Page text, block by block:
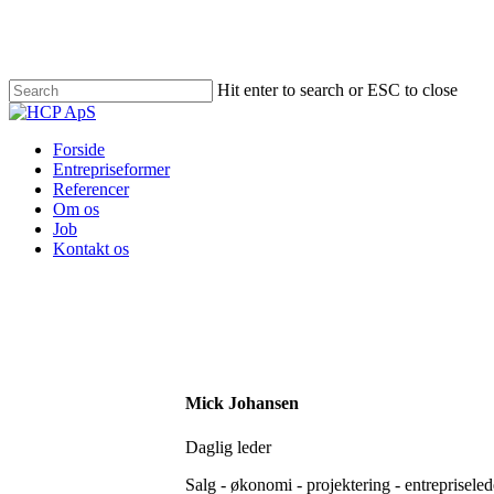
content
Hit enter to search or ESC to close
Close
Menu
Forside
Entrepriseformer
Referencer
Om os
Job
Kontakt os
Mick Johansen
Daglig leder
Salg - økonomi - projektering -